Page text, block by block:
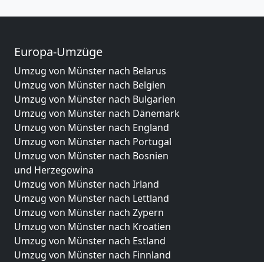
Europa-Umzüge
Umzug von Münster nach Belarus
Umzug von Münster nach Belgien
Umzug von Münster nach Bulgarien
Umzug von Münster nach Dänemark
Umzug von Münster nach England
Umzug von Münster nach Portugal
Umzug von Münster nach Bosnien
und Herzegowina
Umzug von Münster nach Irland
Umzug von Münster nach Lettland
Umzug von Münster nach Zypern
Umzug von Münster nach Kroatien
Umzug von Münster nach Estland
Umzug von Münster nach Finnland